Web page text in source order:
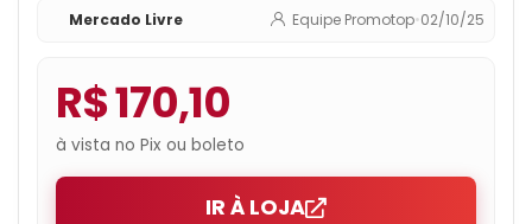
Mercado Livre Equipe Promotop•02/10/25
R$ 170,10
à vista no Pix ou boleto
IR À LOJA